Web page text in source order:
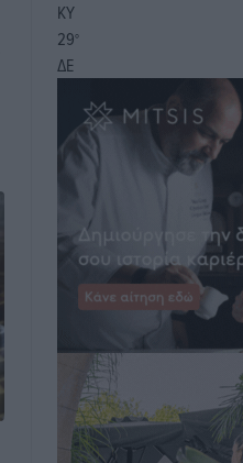
ΚΥ
29°
ΔΕ